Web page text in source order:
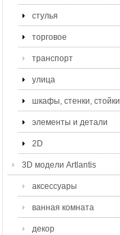
стулья
торговое
транспорт
улица
шкафы, стенки, стойки
элементы и детали
2D
3D модели Artlantis
аксессуары
ванная комната
декор